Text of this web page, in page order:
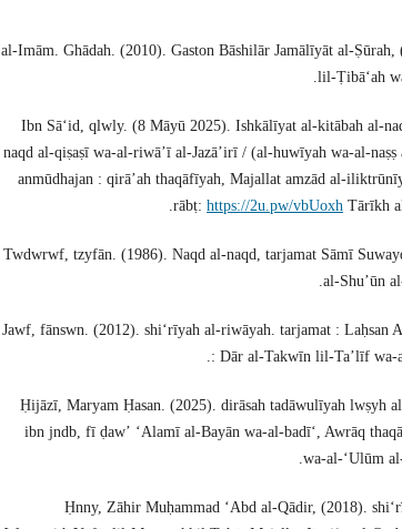
al-Imām. Ghādah. (2010). Gaston Bāshilār Jamālīyāt al-
lil-Ṭibāʻah
Ibn Sāʻid, qlwly. (8 Māyū 2025). Ishkālīyat al-kitābah al-
naqd al-qiṣaṣī wa-al-riwāʼī al-Jazāʼirī / (al-huwīyah wa-al-
anmūdhajan : qirāʼah thaqāfīyah, Majallat amzād al-
rābṭ: https://2u.pw/vbUoxh Tārīkh
Twdwrwf, tzyfān. (1986). Naqd al-naqd, tarjamat Sāmī
al-Shuʼūn
Jawf, fānswn. (2012). shiʻrīyah al-riwāyah. tarjamat : Laḥsan
: Dār al-Takwīn lil-Taʼlīf wa-
Ḥijāzī, Maryam Ḥasan. (2025). dirāsah tadāwulīyah lwṣyh
ibn jndb, fī ḍawʼ ʻAlamī al-Bayān wa-al-badīʻ, Awrāq
wa-al-ʻUlūm
Ḥnny, Zāhir Muḥammad ʻAbd al-Qādir, (2018).